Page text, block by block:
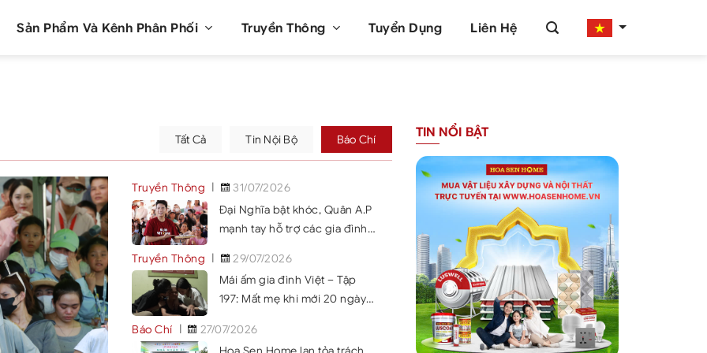
Sản Phẩm Và Kênh Phân Phối Truyền Thông Tuyển Dụng Liên Hệ
Tất Cả Tin Nội Bộ Báo Chí
Truyền Thông
31/07/2026
Đại Nghĩa bật khóc, Quân A.P
mạnh tay hỗ trợ các gia đình
Việt Khánh Hòa
Truyền Thông
29/07/2026
Mái ấm gia đình Việt – Tập
197: Mất mẹ khi mới 20 ngày
hai chị em nương tựa bà gần
Báo Chí
27/07/2026
TIN NỔI BẬT